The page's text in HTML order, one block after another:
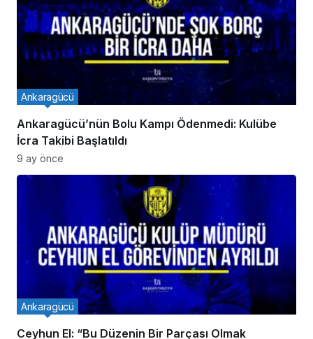
Ankaragücü’nün Bolu Kampı Ödenmedi: Kulübe
İcra Takibi Başlatıldı
Ankaragücü
9 ay önce
Ceyhun El: “Bu Düzenin Bir Parçası Olmak
Ankaragücü